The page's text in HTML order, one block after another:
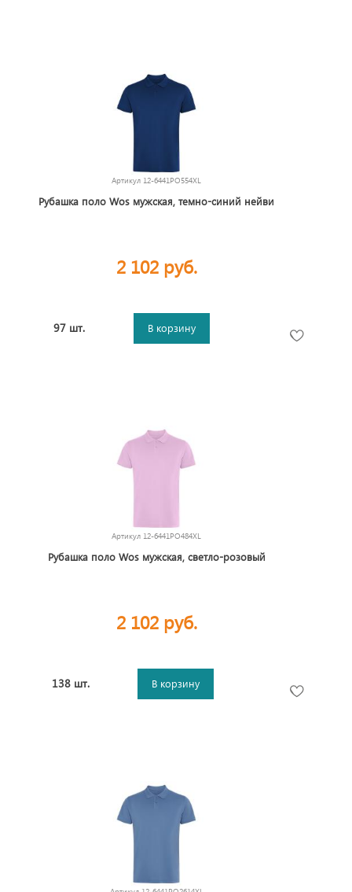
Артикул 12-6441PO554XL
Рубашка поло Wos мужская, темно-синий нейви
2 102 руб.
97 шт. В корзину
Артикул 12-6441PO484XL
Рубашка поло Wos мужская, светло-розовый
2 102 руб.
138 шт. В корзину